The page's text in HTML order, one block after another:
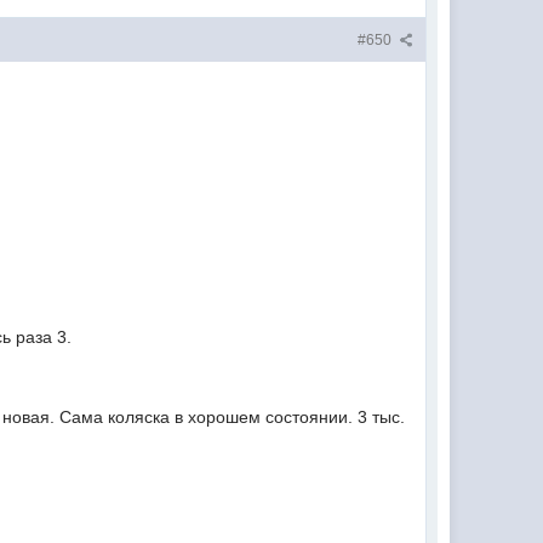
#650
раза 3.
Сама коляска в хорошем состоянии. 3 тыс.